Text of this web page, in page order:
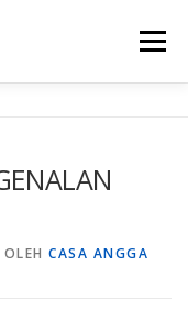
Menu
OLEH CASA ANGGA